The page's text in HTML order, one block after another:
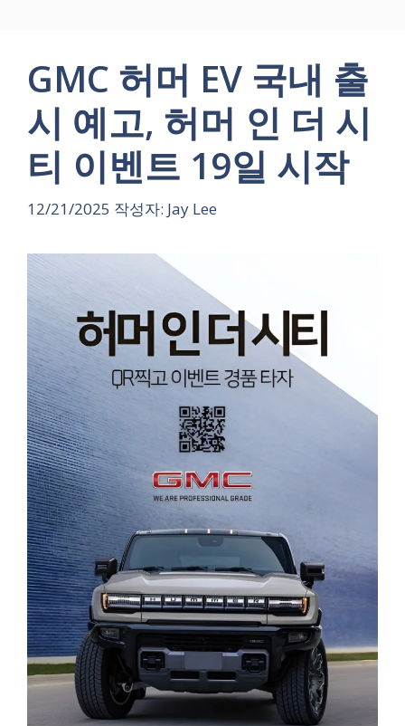
GMC 허머 EV 국내 출
시 예고, 허머 인 더 시
티 이벤트 19일 시작
12/21/2025 작성자: Jay Lee